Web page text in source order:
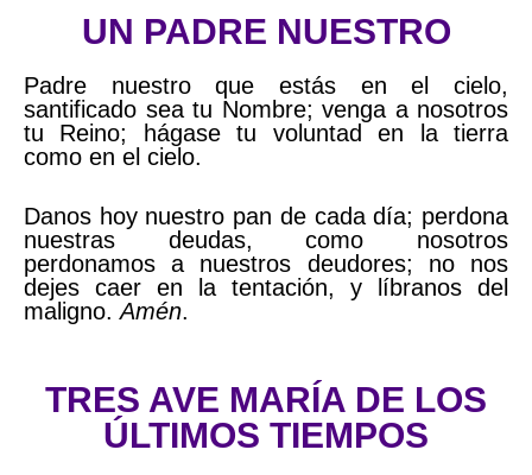
UN PADRE NUESTRO
Padre nuestro que estás en el cielo,
santificado sea tu Nombre; venga a nosotros
tu Reino; hágase tu voluntad en la tierra
como en el cielo.
Danos hoy nuestro pan de cada día; perdona
nuestras deudas, como nosotros
perdonamos a nuestros deudores; no nos
dejes caer en la tentación, y líbranos del
maligno.Amén.
TRES AVE MARÍA DE LOS
ÚLTIMOS TIEMPOS